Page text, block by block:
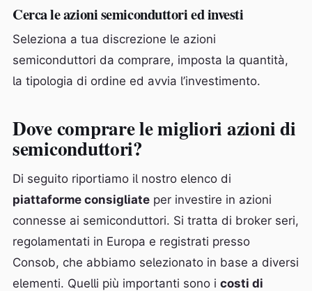
Cerca le azioni semiconduttori ed investi
Seleziona a tua discrezione le azioni
semiconduttori da comprare, imposta la quantità,
la tipologia di ordine ed avvia l’investimento.
Dove comprare le migliori azioni di
semiconduttori?
Di seguito riportiamo il nostro elenco di
piattaforme consigliate per investire in azioni
connesse ai semiconduttori. Si tratta di broker seri,
regolamentati in Europa e registrati presso
Consob, che abbiamo selezionato in base a diversi
elementi. Quelli più importanti sono i costi di